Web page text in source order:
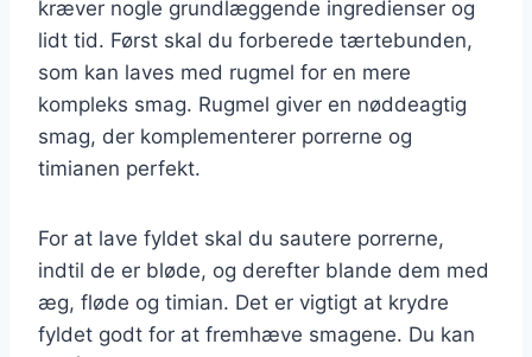
kræver nogle grundlæggende ingredienser og
lidt tid. Først skal du forberede tærtebunden,
som kan laves med rugmel for en mere
kompleks smag. Rugmel giver en nøddeagtig
smag, der komplementerer porrerne og
timianen perfekt.
For at lave fyldet skal du sautere porrerne,
indtil de er bløde, og derefter blande dem med
æg, fløde og timian. Det er vigtigt at krydre
fyldet godt for at fremhæve smagene. Du kan